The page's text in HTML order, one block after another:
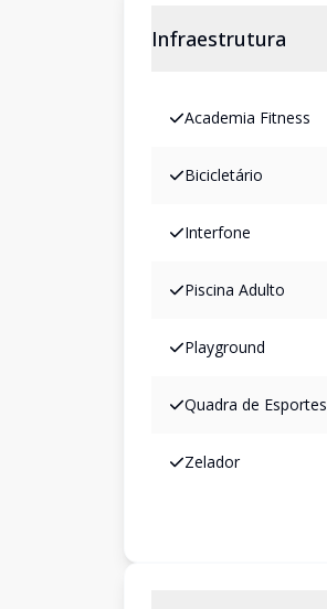
Infraestrutura
Academia Fitness
Bicicletário
Interfone
Piscina Adulto
Playground
Quadra de Esportes
Zelador